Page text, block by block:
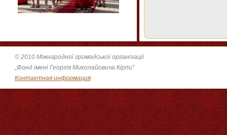
© 2010 Міжнародної громадської організації
„Фонд імені Георгія Миколайовича Кірпи”
Контактная информация